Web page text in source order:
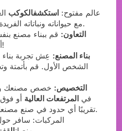
• عالم مفتوح: استكشفالكوكب
الذي هو ماساج-2(AB)b مع حيواناته ونباتاته الفريدة.
التعاون: قم ببناء مصنع
أصدقائك. الأمر متروك لك!
بناء المصنع: عِش تجربة
الشخص الأول. قم بأتمتة
التخصيص: خصص مصنعك
في المرتفعات العالية أو
تقريبًا أي حدود في صنع مصنعك المصنوع حسب الطلب.